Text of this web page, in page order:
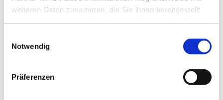
weiteren Daten zusammen, die Sie ihnen bereitgestellt
Notwendig
Präferenzen